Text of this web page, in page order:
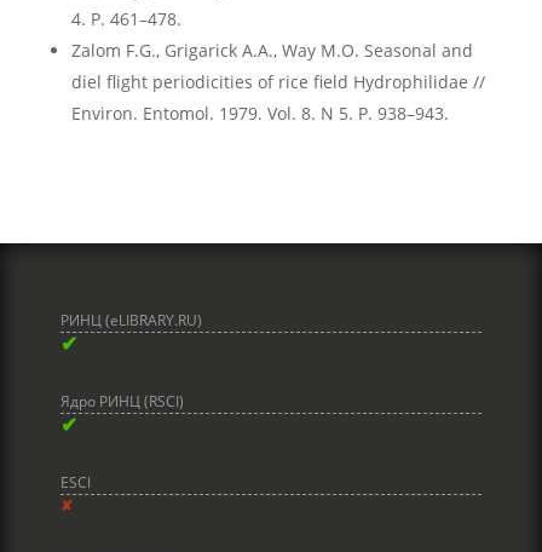
4. P. 461–478.
Zаlom F.G., Grigarick A.А., Way М.О. Seasonаl and
diel flight periodicities of rice field Hydrophilidae //
Environ. Entomol. 1979. Vol. 8. N 5. P. 938–943.
РИНЦ (eLIBRARY.RU)
✔
Ядро РИНЦ (RSCI)
✔
ESCI
✘